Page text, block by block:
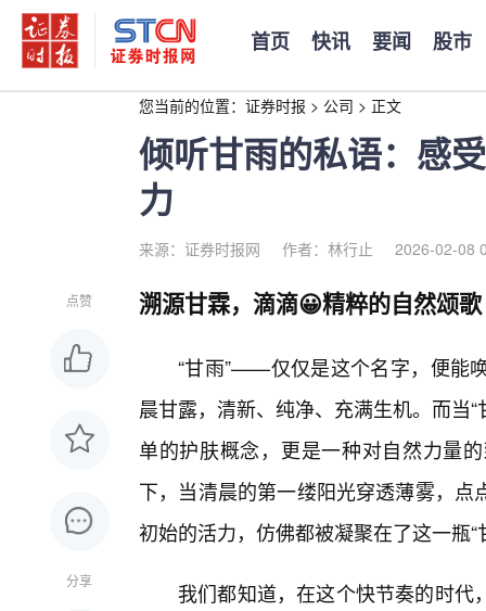
首页 快讯 要闻 股市
您当前的位置： 证券时报 > 公司 > 正文
倾听甘雨的私语：感
力
来源：证券时报网 作者：林行止 2026-02-08
点赞
分享
溯源甘霖，滴滴😀精粹的自然颂歌
“甘雨”——仅仅是这个名字，便能
晨甘露，清新、纯净、充满生机。而当
单的护肤概念，更是一种对自然力量
下，当清晨的第一缕阳光穿透薄雾，
初始的活力，仿佛都被凝聚在了这一瓶“
我们都知道，在这个快节奏的时